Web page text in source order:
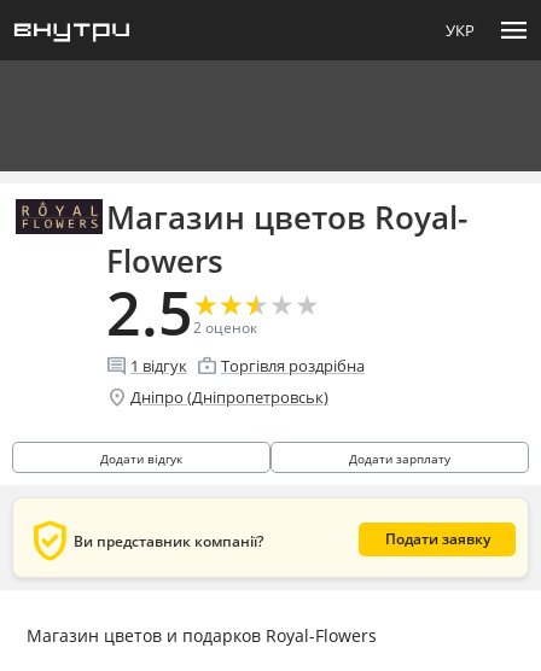
УКР menu
Магазин цветов Royal-
Flowers
2.5★
★★
★★
★★
★★
★
2оценок
comment 1 відгук enterprise Торгівля роздрібна
location_on Дніпро (Дніпропетровськ)
Додати відгук Додати зарплату
verified_user Ви представник компанії? Подати заявку
Магазин цветов и подарков Royal-Flowers